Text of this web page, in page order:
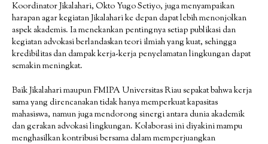
Koordinator Jikalahari, Okto Yugo Setiyo, juga menyampaikan
harapan agar kegiatan Jikalahari ke depan dapat lebih menonjolkan
aspek akademis. Ia menekankan pentingnya setiap publikasi dan
kegiatan advokasi berlandaskan teori ilmiah yang kuat, sehingga
kredibilitas dan dampak kerja-kerja penyelamatan lingkungan dapat
semakin meningkat.
Baik Jikalahari maupun FMIPA Universitas Riau sepakat bahwa kerja
sama yang direncanakan tidak hanya memperkuat kapasitas
mahasiswa, namun juga mendorong sinergi antara dunia akademik
dan gerakan advokasi lingkungan. Kolaborasi ini diyakini mampu
menghasilkan kontribusi bersama dalam memperjuangkan